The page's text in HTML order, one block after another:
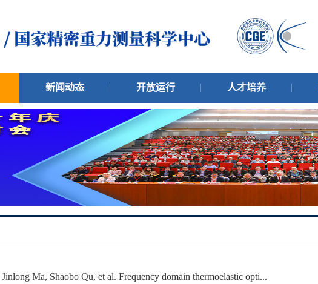
新闻动态 开放运行 人才培养
Ma, Shaobo Qu, et al. Frequency domain thermoelastic opti...